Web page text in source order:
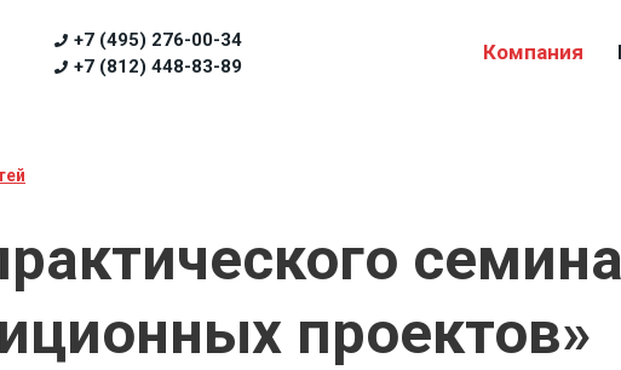
+7 (495) 276-00-34
+7 (812) 448-83-89
Компания
проектов»